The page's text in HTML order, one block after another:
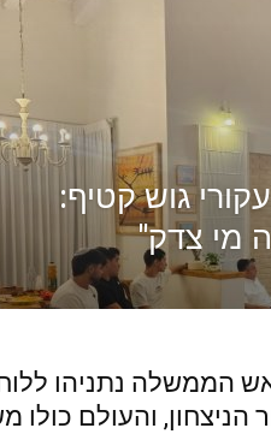
גוש קטיף:
מי צדק"
הממשלה נתניהו
הניצחון, והעולם